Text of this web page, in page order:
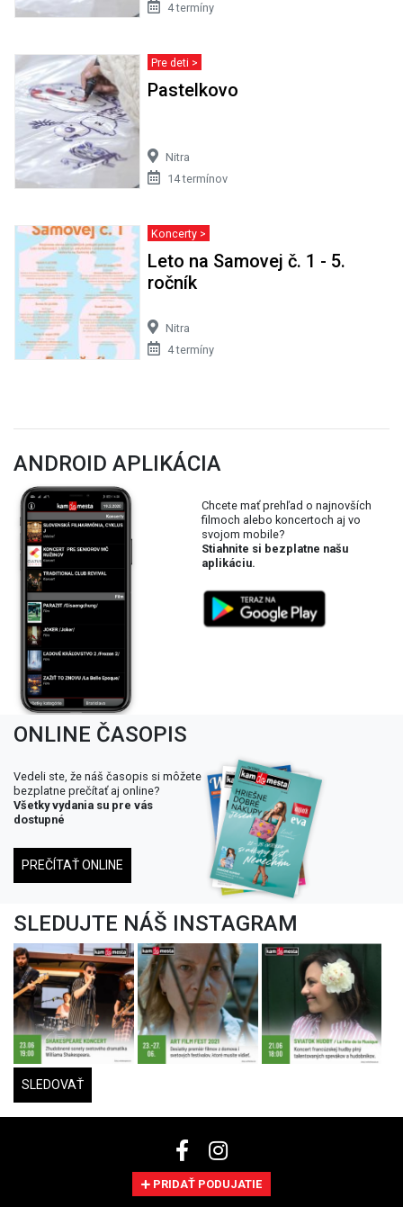
4 termíny
Pre deti >
Pastelkovo
Nitra
14 termínov
Koncerty >
Leto na Samovej č. 1 - 5.
ročník
Nitra
4 termíny
ANDROID APLIKÁCIA
Chcete mať prehľad o najnovších
filmoch alebo koncertoch aj vo
svojom mobile?
Stiahnite si bezplatne našu
aplikáciu.
ONLINE ČASOPIS
Vedeli ste, že náš časopis si môžete
bezplatne prečítať aj online?
Všetky vydania su pre vás
dostupné
PREČÍTAŤ ONLINE
SLEDUJTE NÁŠ INSTAGRAM
SLEDOVAŤ
PRIDAŤ PODUJATIE